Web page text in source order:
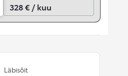
328 € / kuu
Läbisõit